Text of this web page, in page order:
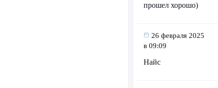
прошел хорошо)
26 февраля 2025
в 09:09
Найс